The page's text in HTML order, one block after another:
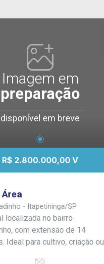
Imagem em
preparação
disponível em breve
R$ 2.800.000,00 V
- Itapetininga/SP
localizada no bairro
com extensão de 14
Ideal para cultivo, criação ou